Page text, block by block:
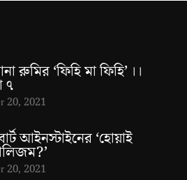
রুমির ‘ফিহি মা ফিহি’ ।।
৭
20, 2021
আইনস্টাইনের ‘হোয়াই
20, 2021